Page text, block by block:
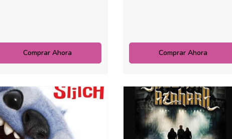
Comprar Ahora Comprar Ahora